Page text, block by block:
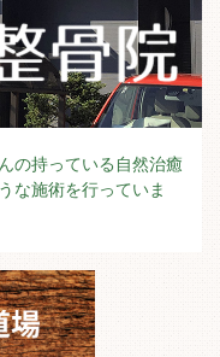
の持っている自然治癒
な施術を行っていま